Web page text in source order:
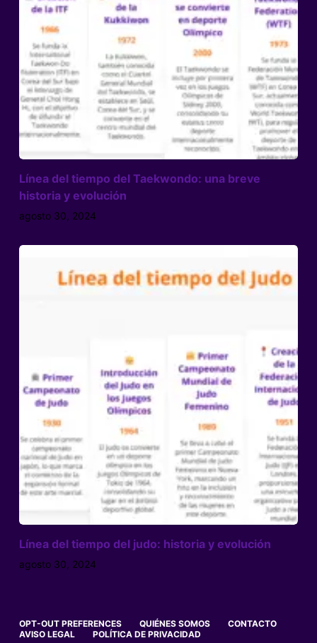
Línea del tiempo del Taekwondo: una breve
historia y evolución
agosto 30, 2024
Línea del tiempo del judo: historia y evolución
agosto 30, 2024
OPT-OUT PREFERENCES QUIÉNES SOMOS
CONTACTO
AVISO LEGAL
POLÍTICA DE PRIVACIDAD